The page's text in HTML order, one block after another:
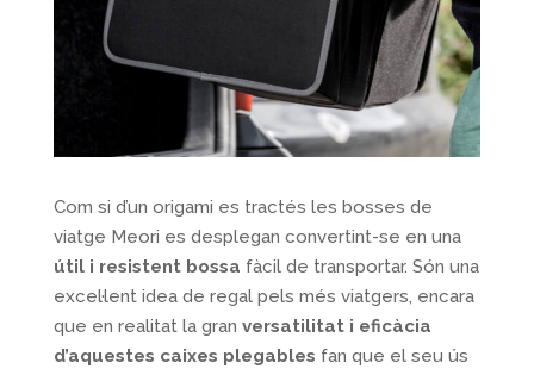
Com si d’un origami es tractés les bosses de
viatge Meori es desplegan convertint-se en una
útil i resistent bossa fàcil de transportar. Són una
excel·lent idea de regal pels més viatgers, encara
que en realitat la gran versatilitat i eficàcia
d’aquestes caixes plegables fan que el seu ús